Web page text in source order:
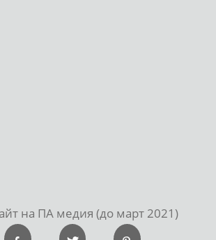
на ПА медия (до март 2021)